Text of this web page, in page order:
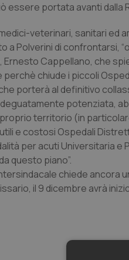
essere portata avanti dalla
veterinari, sanitari ed
a Polverini di confrontarsi,
Ernesto Cappellano, che
chiude i piccoli
porterà al definitivo
potenziata,
territorio (in
e costosi Ospedali
per acuti Universitaria
questo piano”.
chiede ancora
il 9 dicembre avrà